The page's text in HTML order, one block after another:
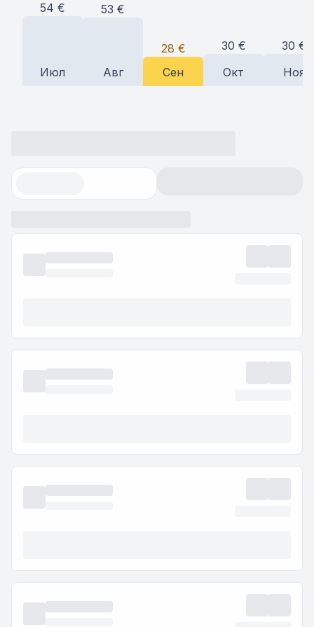
54 €
Июл
53 €
Авг
28 €
Сен
30 €
Окт
30 €
Ноя